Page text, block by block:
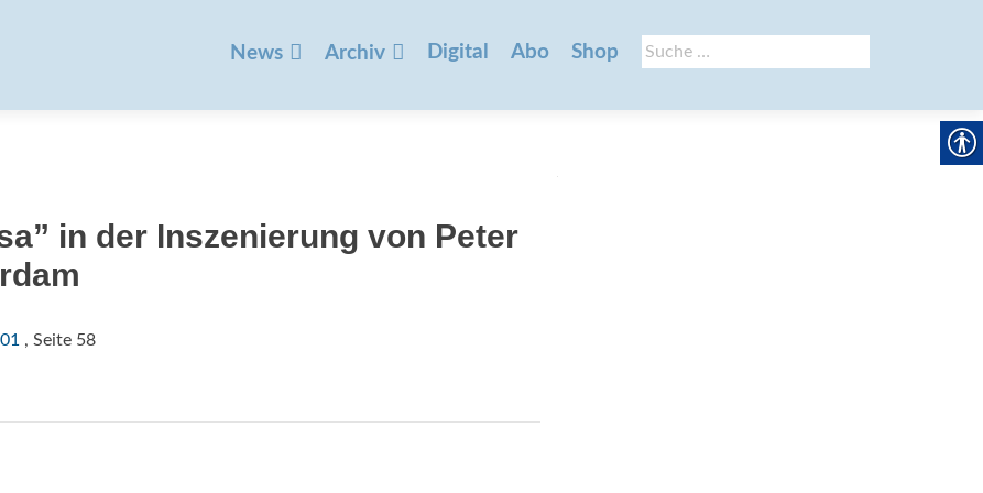
Suche
nach:
springen
News Archiv Digital Abo Shop
in der Inszenierung von Peter
, Seite 58